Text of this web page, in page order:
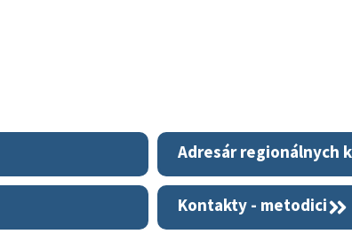
Adresár regionálnych
Kontakty - metodici